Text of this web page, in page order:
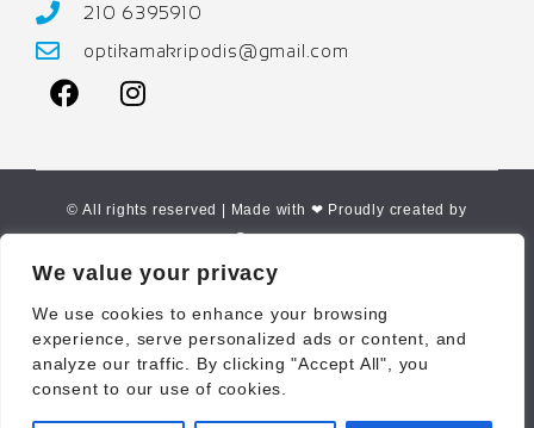
We value your privacy
We use cookies to enhance your browsing
experience, serve personalized ads or content, and
analyze our traffic. By clicking "Accept All", you
consent to our use of cookies.
210 6395910
optikamakripodis@gmail.com
© All rights reserved | Made with ❤ Proudly created by
Corne.gr